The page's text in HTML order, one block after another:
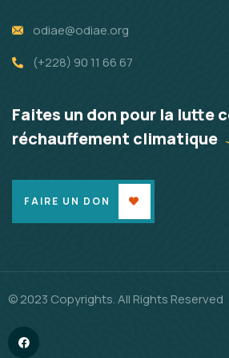
odiae@odiae.org
(+228) 90 11 66 67
Faites un don pour la lutte
réchauffement climatique
FAIRE UN DON
© 2023 Copyrights. All Rights Reserved